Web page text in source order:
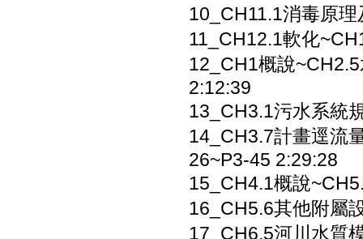
10_CH11.1消毒原
11_CH12.1軟化
12_CH1概說
2:12:39
13_CH3.1污水系統
14_CH3.7計畫逕流
26~P3-45 2:29:28
15_CH4.1概說
16_CH5.6其他附屬
17_CH6.5河川水質